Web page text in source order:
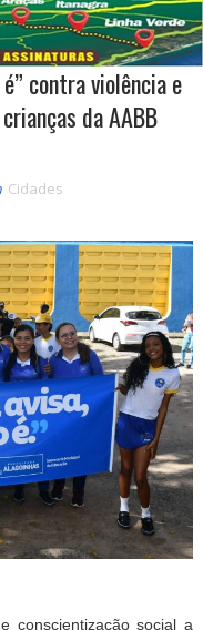
contra violência e
da AABB
Cidades
conscientização social a